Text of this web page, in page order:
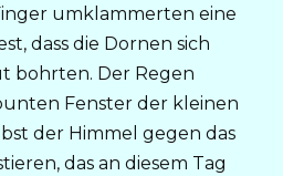
umklammerten eine
dass die Dornen sich
bohrten. Der Regen
Fenster der kleinen
der Himmel gegen das
das an diesem Tag